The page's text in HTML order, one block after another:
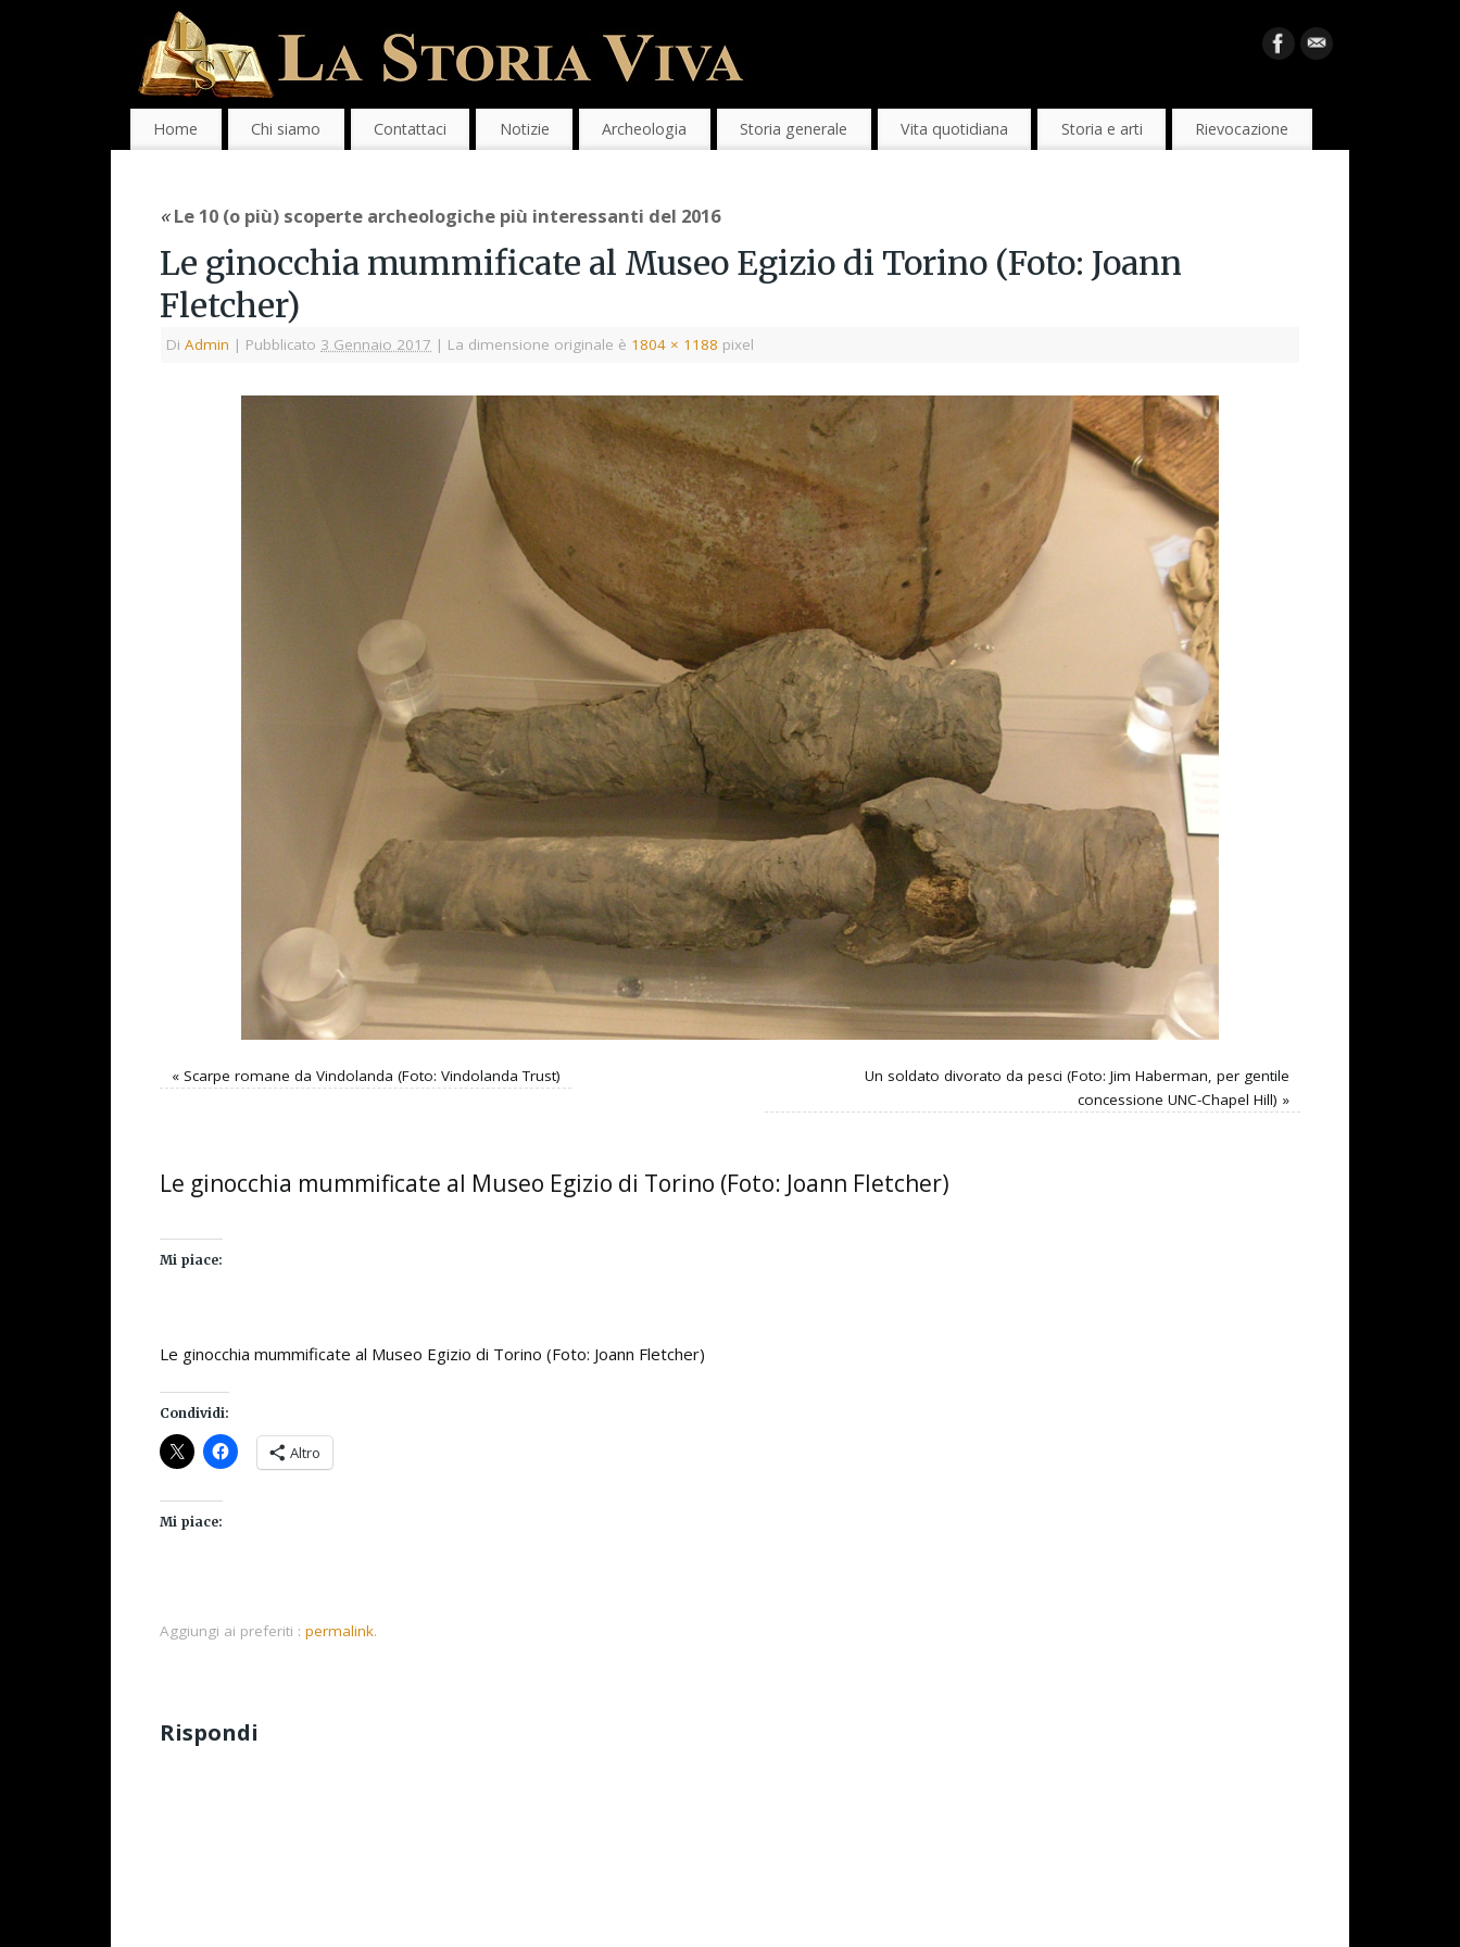
Home Chi siamo Contattaci Notizie Archeologia Storia generale Vita quotidiana Storia e arti Rievocazione
«Le 10 (o più) scoperte archeologiche più interessanti del 2016
Le ginocchia mummificate al Museo Egizio di Torino (Foto: Joann
Fletcher)
Di Admin | Pubblicato 3 Gennaio 2017 | La dimensione originale è 1804 × 1188 pixel
« Scarpe romane da Vindolanda (Foto: Vindolanda Trust)
Un soldato divorato da pesci (Foto: Jim Haberman, per gentile
concessione UNC-Chapel Hill) »
Le ginocchia mummificate al Museo Egizio di Torino (Foto: Joann Fletcher)
Mi piace:
Le ginocchia mummificate al Museo Egizio di Torino (Foto: Joann Fletcher)
Condividi:
Altro
Mi piace:
Aggiungi ai preferiti : permalink.
Rispondi